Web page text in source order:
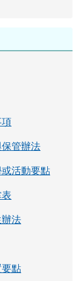
管辦法
活動要點
法
點